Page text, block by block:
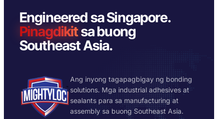
Engineered sa Singapore.
Pinagdikitsa buong
Southeast Asia.
Ang inyong tagapagbigay ng bonding
solutions. Mga industrial adhesives at
sealants para sa manufacturing at
assembly sa buong Southeast Asia.